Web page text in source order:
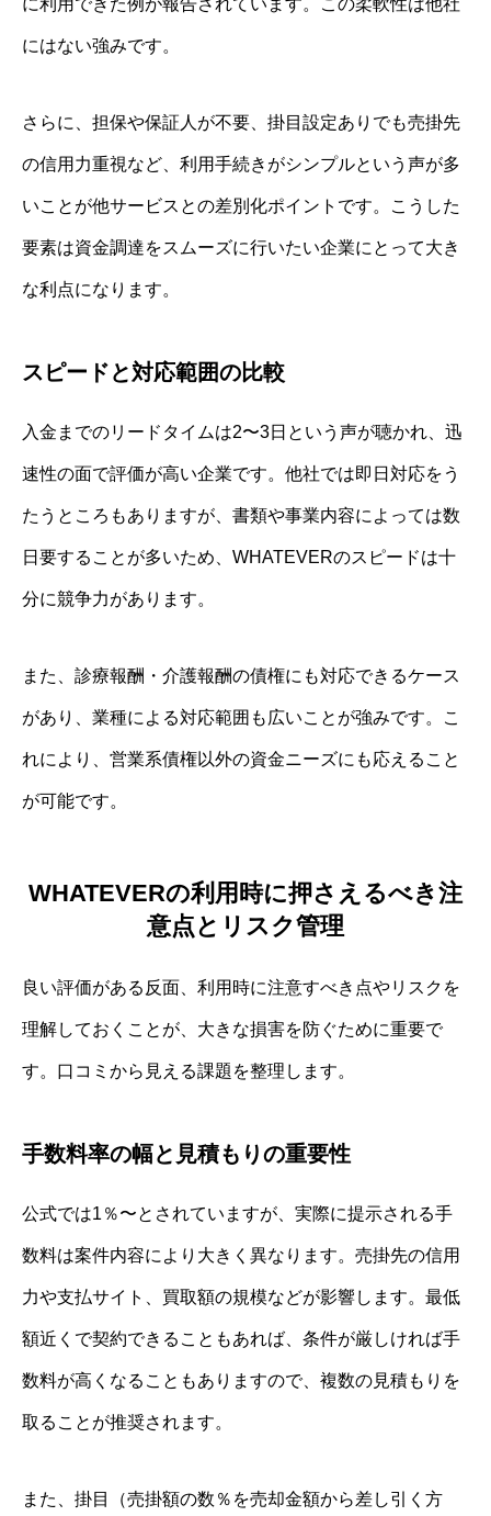
にはない強みです。
さらに、担保や保証人が不要、掛目設定ありでも売掛先
の信用力重視など、利用手続きがシンプルという声が多
いことが他サービスとの差別化ポイントです。こうした
要素は資金調達をスムーズに行いたい企業にとって大き
な利点になります。
スピードと対応範囲の比較
入金までのリードタイムは2〜3日という声が聴かれ、迅
速性の面で評価が高い企業です。他社では即日対応をう
たうところもありますが、書類や事業内容によっては数
日要することが多いため、WHATEVERのスピードは十
分に競争力があります。
また、診療報酬・介護報酬の債権にも対応できるケース
があり、業種による対応範囲も広いことが強みです。こ
れにより、営業系債権以外の資金ニーズにも応えること
が可能です。
WHATEVERの利用時に押さえるべき注
意点とリスク管理
良い評価がある反面、利用時に注意すべき点やリスクを
理解しておくことが、大きな損害を防ぐために重要で
す。口コミから見える課題を整理します。
手数料率の幅と見積もりの重要性
公式では1％〜とされていますが、実際に提示される手
数料は案件内容により大きく異なります。売掛先の信用
力や支払サイト、買取額の規模などが影響します。最低
額近くで契約できることもあれば、条件が厳しければ手
数料が高くなることもありますので、複数の見積もりを
取ることが推奨されます。
また、掛目（売掛額の数％を売却金額から差し引く方